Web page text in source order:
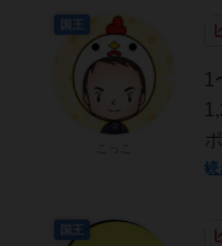
1
続
国王
国王